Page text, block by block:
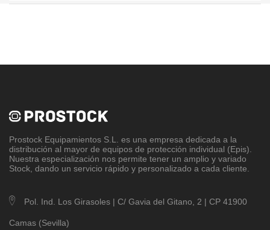
Prostock Equipamientos S.L. es una empresa dedicada a la
distribución al mayor de equipos de protección individual (Epis).
Nuestra especialización nos permite tener un amplio y variado
Stock, dando un servicio rápido y personalizado a cada cliente.
Pol. Ind. Los Girasoles | C/ Gavia del Gitano, 2 | CP 41900
Camas (Sevilla)